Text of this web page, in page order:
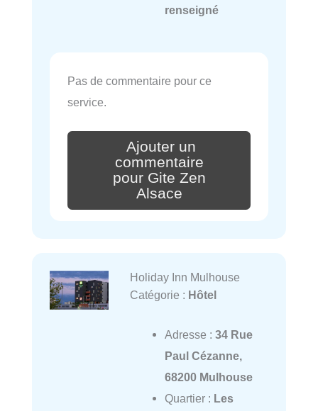
renseigné
Pas de commentaire pour ce
service.
Ajouter un
commentaire
pour Gite Zen
Alsace
Holiday Inn Mulhouse
Catégorie : Hôtel
Adresse : 34 Rue
Paul Cézanne,
68200 Mulhouse
Quartier : Les